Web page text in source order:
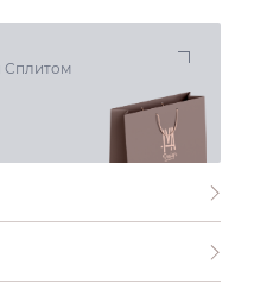
Сплитом